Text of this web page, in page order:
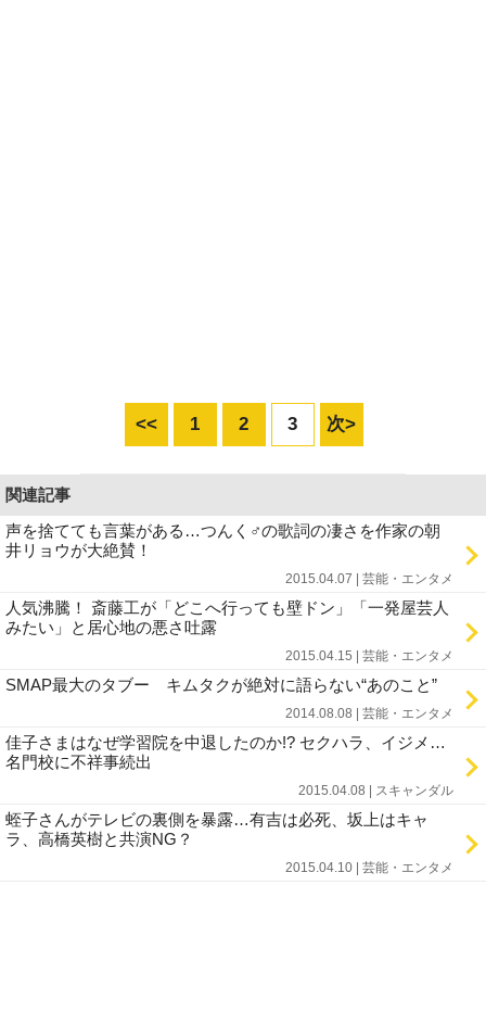
<< 1 2 3 次>
関連記事
声を捨てても言葉がある…つんく♂の歌詞の凄さを作家の朝
井リョウが大絶賛！
2015.04.07 | 芸能・エンタメ
人気沸騰！ 斎藤工が「どこへ行っても壁ドン」「一発屋芸人
みたい」と居心地の悪さ吐露
2015.04.15 | 芸能・エンタメ
SMAP最大のタブー キムタクが絶対に語らない“あのこと”
2014.08.08 | 芸能・エンタメ
佳子さまはなぜ学習院を中退したのか!? セクハラ、イジメ…
名門校に不祥事続出
2015.04.08 | スキャンダル
蛭子さんがテレビの裏側を暴露…有吉は必死、坂上はキャ
ラ、高橋英樹と共演NG？
2015.04.10 | 芸能・エンタメ